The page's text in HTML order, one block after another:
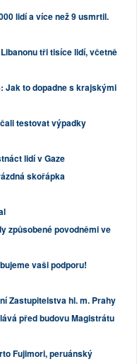
lidí a více než 9 usmrtil.
tři tisíce lidí, včetně
Jak to dopadne s krajskými
testovat výpadky
lidí v Gaze
skořápka
způsobené povodněmi ve
vaši podporu!
Zastupitelstva hl. m. Prahy
před budovu Magistrátu
Fujimori, peruánský